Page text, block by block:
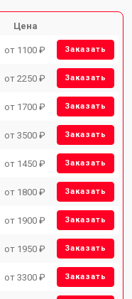
Цена
от 1100 ₽ Заказать
от 2250 ₽ Заказать
от 1700 ₽ Заказать
от 3500 ₽ Заказать
от 1450 ₽ Заказать
от 1800 ₽ Заказать
от 1900 ₽ Заказать
от 1950 ₽ Заказать
от 3300 ₽ Заказать